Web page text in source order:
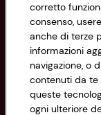
Privacy Policy
Cookie Policy
Impostazioni
Accessibilità
CONAD
Via Michelino,
Codice Fiscale
di Bologna
corretto
consenso,
anche di terze
informazioni
navigazione, o
contenuti da te
queste
ogni ulteriore